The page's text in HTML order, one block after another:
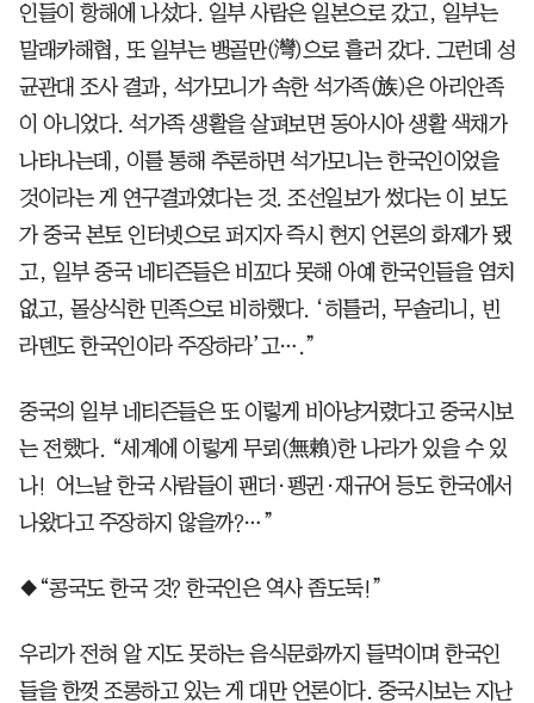
인들이 항해에 나섰다. 일부 사람은 일본으로 갔고, 일부는
말래카해협, 또 일부는 뱅골만(灣)으로 흘러 갔다. 그런데 성
균관대 조사 결과, 석가모니가 속한 석가족(族)은 아리안족
이 아니었다. 석가족 생활을 살펴보면 동아시아 생활 색채가
나타나는데, 이를 통해 추론하면 석가모니는 한국인이었을
것이라는 게 연구결과였다는 것. 조선일보가 썼다는 이 보도
가 중국 본토 인터넷으로 퍼지자 즉시 현지 언론의 화제가 됐
고, 일부 중국 네티즌들은 비꼬다 못해 아예 한국인들을 염치
없고, 몰상식한 민족으로 비하했다. ‘히틀러, 무솔리니, 빈
라덴도 한국인이라 주장하라’고….”
중국의 일부 네티즌들은 또 이렇게 비아냥거렸다고 중국시보
는 전했다. “세계에 이렇게 무뢰(無賴)한 나라가 있을 수 있
나! 어느날 한국 사람들이 팬더·펭귄·재규어 등도 한국에서
나왔다고 주장하지 않을까?…”
◆“콩국도 한국 것? 한국인은 역사 좀도둑!”
우리가 전혀 알 지도 못하는 음식문화까지 들먹이며 한국인
들을 한껏 조롱하고 있는 게 대만 언론이다. 중국시보는 지난